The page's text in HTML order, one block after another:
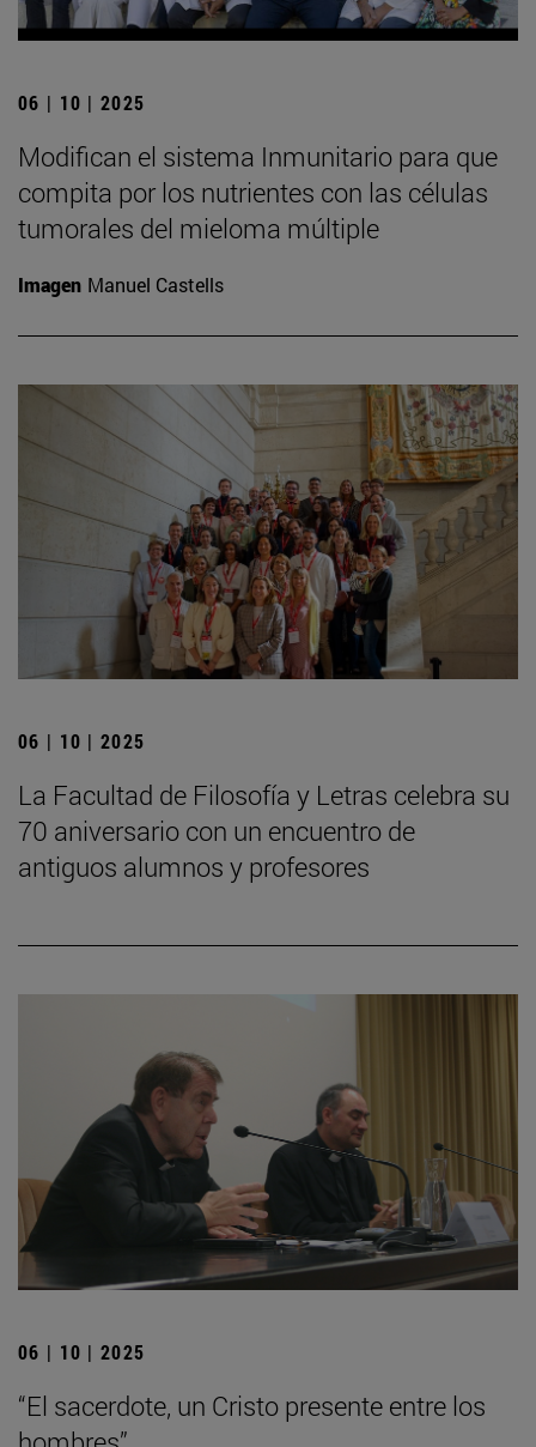
06 | 10 | 2025
Modifican el sistema Inmunitario para que
compita por los nutrientes con las células
tumorales del mieloma múltiple
Imagen Manuel Castells
06 | 10 | 2025
La Facultad de Filosofía y Letras celebra su
70 aniversario con un encuentro de
antiguos alumnos y profesores
06 | 10 | 2025
“El sacerdote, un Cristo presente entre los